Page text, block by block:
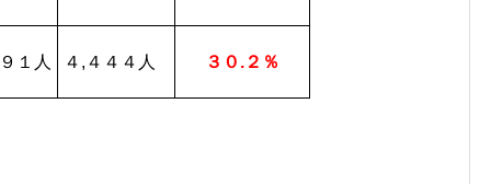
１人 ４,４４４人 ３０.２％